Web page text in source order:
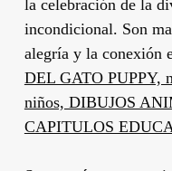
la celebración de la
incondicional. Son
alegría y la conexión
DEL GATO PUPPY,
niños, DIBUJOS
CAPITULOS